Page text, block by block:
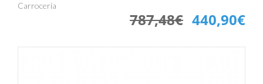
Carrocería
440,90€
787,48€